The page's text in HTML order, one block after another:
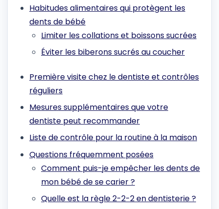
Habitudes alimentaires qui protègent les
dents de bébé
Limiter les collations et boissons sucrées
Éviter les biberons sucrés au coucher
Première visite chez le dentiste et contrôles
réguliers
Mesures supplémentaires que votre
dentiste peut recommander
Liste de contrôle pour la routine à la maison
Questions fréquemment posées
Comment puis-je empêcher les dents de
mon bébé de se carier ?
Quelle est la règle 2-2-2 en dentisterie ?